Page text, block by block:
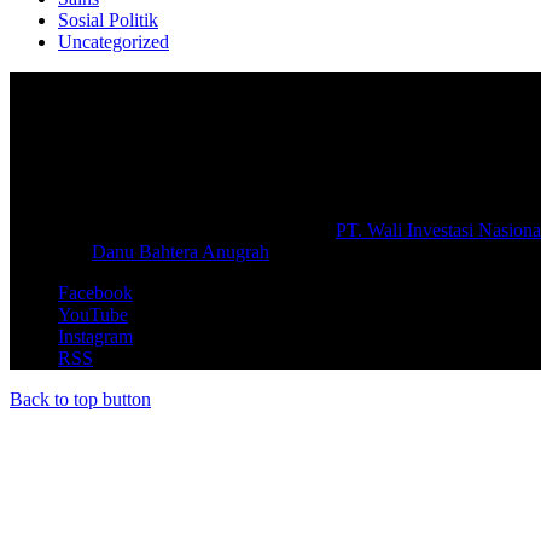
Sosial Politik
Uncategorized
PT. Wali Investasi
Danu Bahtera Anugrah
Facebook
YouTube
Instagram
RSS
Back to top button